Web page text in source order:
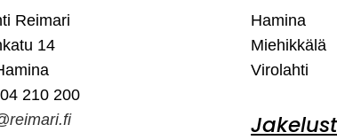
Reimari
14
210 200
Hamina
Miehikkälä
Virolahti